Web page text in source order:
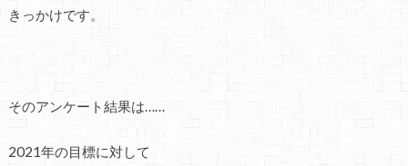
きっかけです。
そのアンケート結果は……
2021年の目標に対して